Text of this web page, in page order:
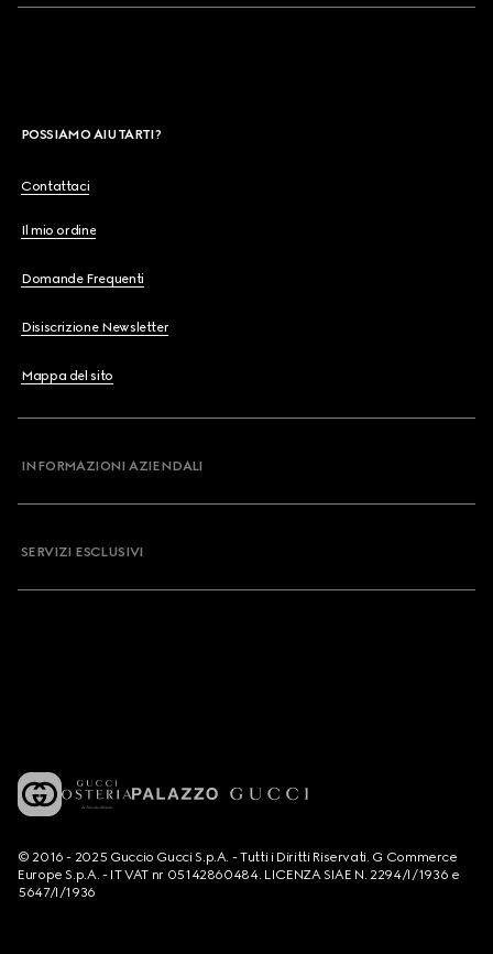
POSSIAMO AIUTARTI?
Contattaci
Il mio ordine
Domande Frequenti
Disiscrizione Newsletter
Mappa del sito
INFORMAZIONI AZIENDALI
SERVIZI ESCLUSIVI
© 2016 - 2025 Guccio Gucci S.p.A. - Tutti i Diritti Riservati. G Commerce
Europe S.p.A. - IT VAT nr 05142860484. LICENZA SIAE N. 2294/I/1936 e
5647/I/1936